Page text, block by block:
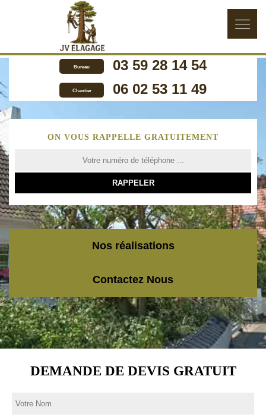
Bureau 03 59 28 14 54
Chantier 06 02 53 11 49
ON VOUS RAPPELLE GRATUITEMENT
Nos réalisations
Contactez Nous
DEMANDE DE DEVIS GRATUIT